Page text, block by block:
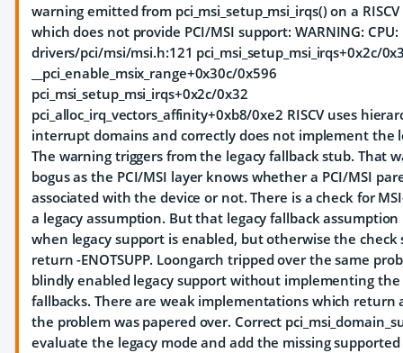
warning emitted from pci_msi_setup_msi_irqs() on a
which does not provide PCI/MSI support: WARNING: CPU:
drivers/pci/msi/msi.h:121 pci_msi_setup_msi_irqs+0x2c/
__pci_enable_msix_range+0x30c/0x596
pci_msi_setup_msi_irqs+0x2c/0x32
pci_alloc_irq_vectors_affinity+0xb8/0xe2 RISCV uses
interrupt domains and correctly does not implement the
The warning triggers from the legacy fallback stub. That
bogus as the PCI/MSI layer knows whether a PCI/MSI
associated with the device or not. There is a check for
a legacy assumption. But that legacy fallback assumption
when legacy support is enabled, but otherwise the check
return -ENOTSUPP. Loongarch tripped over the same
blindly enabled legacy support without implementing the
fallbacks. There are weak implementations which return
the problem was papered over. Correct
evaluate the legacy mode and add the missing